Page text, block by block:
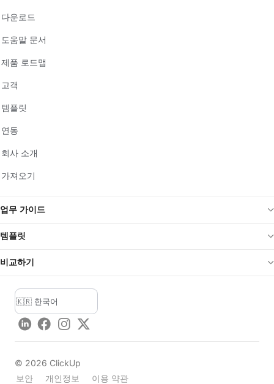
다운로드
도움말 문서
제품 로드맵
고객
템플릿
연동
회사 소개
가져오기
업무 가이드
템플릿
비교하기
LinkedInFacebook
Instagram
Twitter
© 2026 ClickUp
보안
개인정보 이용 약관